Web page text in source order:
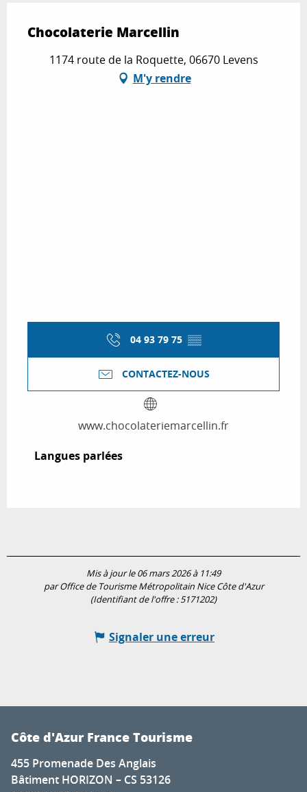
Chocolaterie Marcellin
1174 route de la Roquette, 06670 Levens
M'y rendre
04 93 79 75 ▒▒
CONTACTEZ-NOUS
www.chocolateriemarcellin.fr
Langues parlées
Langues parlées
Mis à jour le 06 mars 2026 à 11:49
par Office de Tourisme Métropolitain Nice Côte d'Azur
(Identifiant de l'offre :5171202)
Signaler une erreur
Côte d'Azur France Tourisme
455 Promenade Des Anglais
Bâtiment HORIZON – CS 53126